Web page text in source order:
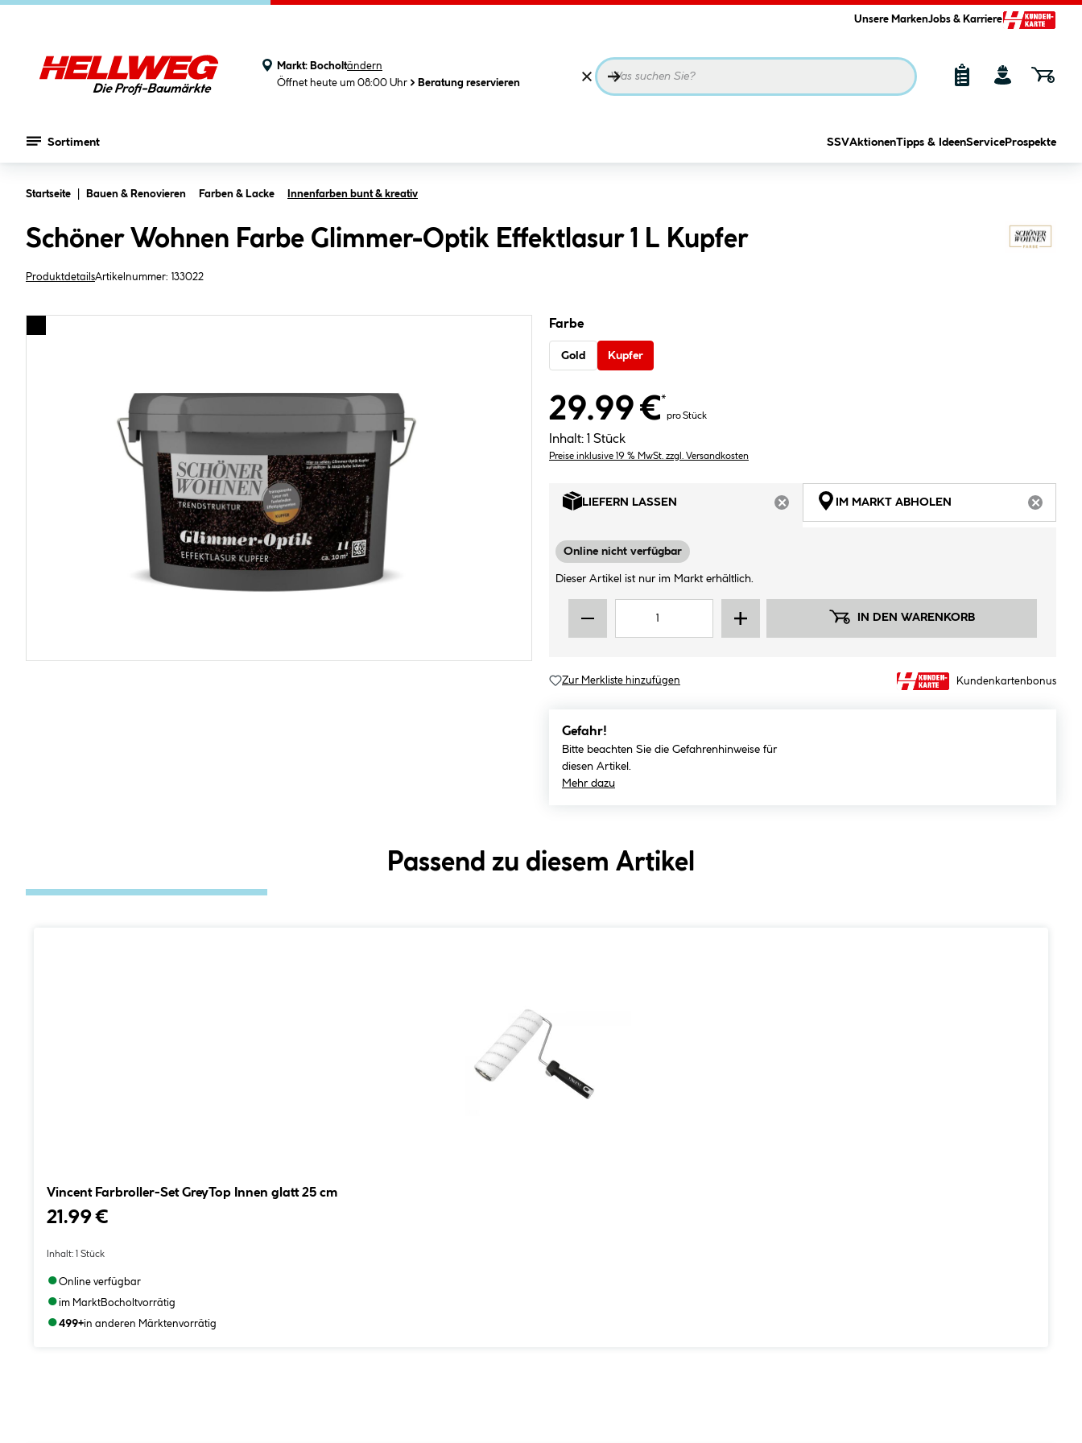
Unsere MarkenJobs & Karriere
Markt: Bocholtändern
Öffnet heute um 08:00 Uhr
Beratung reservieren
Sortiment SSVAktionenTipps & IdeenService Prospekte
Startseite Bauen & Renovieren Farben & Lacke Innenfarben bunt & kreativ
Schöner Wohnen Farbe Glimmer-Optik Effektlasur 1 L Kupfer
ProduktdetailsArtikelnummer: 133022
Farbe
Gold Kupfer
29.99 €*
pro Stück
Inhalt: 1 Stück
Preise inklusive 19 % MwSt. zzgl. Versandkosten
LIEFERN LASSEN
ARTIKEL NICHT VERFÜGBAR
IM MARKT ABHOLEN
Online nicht verfügbar
Dieser Artikel ist nur im Markt erhältlich.
IN DEN WARENKORB
Zur Merkliste hinzufügen Kundenkartenbonus
Gefahr!
Bitte beachten Sie die Gefahrenhinweise für
diesen Artikel.
Mehr dazu
Passend zu diesem Artikel
Vincent Farbroller-Set GreyTop Innen glatt 25 cm
21.99 €
Inhalt: 1 Stück
●Online verfügbar
●im MarktBocholtvorrätig
●499+in anderen Märktenvorrätig